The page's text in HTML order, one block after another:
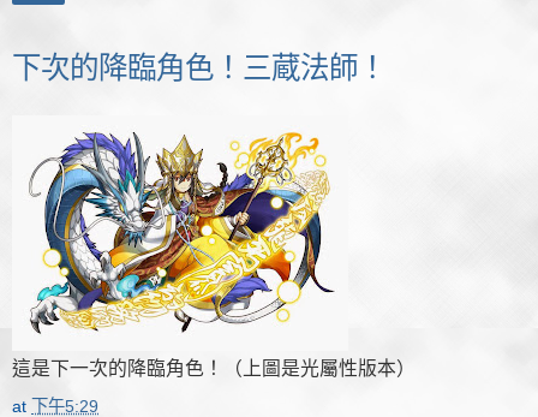
下次的降臨角色！三蔵法師！
這是下一次的降臨角色！（上圖是光屬性版本）
at 下午5:29